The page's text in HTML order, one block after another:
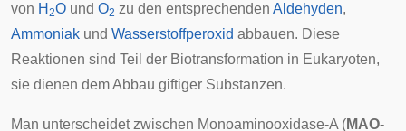
von H 2O und O2 zu den entsprechenden Aldehyden,
Ammoniak und Wasserstoffperoxid abbauen. Diese
Reaktionen sind Teil der Biotransformation in Eukaryoten,
sie dienen dem Abbau giftiger Substanzen.
Man unterscheidet zwischen Monoaminooxidase-A (MAO-